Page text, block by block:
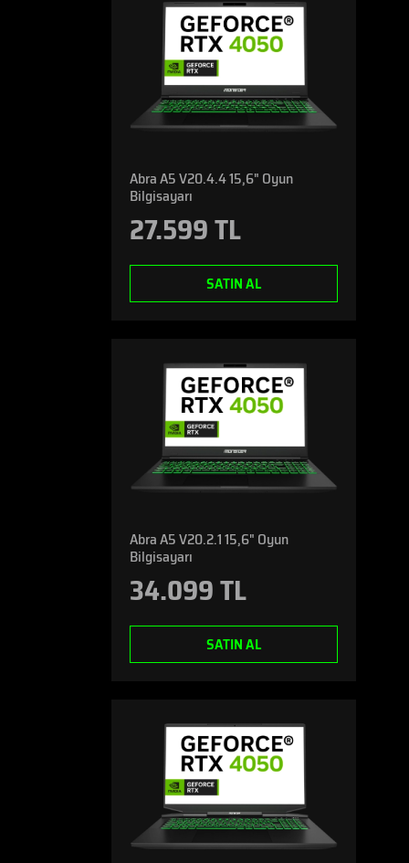
Abra A5 V20.4.4 15,6" Oyun
Bilgisayarı
27.599 TL
SATIN AL
Abra A5 V20.2.1 15,6" Oyun
Bilgisayarı
34.099 TL
SATIN AL